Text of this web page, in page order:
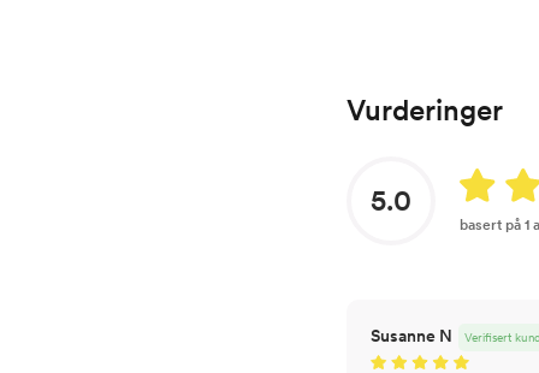
Vurderinger
5.0
basert på 1
Susanne N Verifisert